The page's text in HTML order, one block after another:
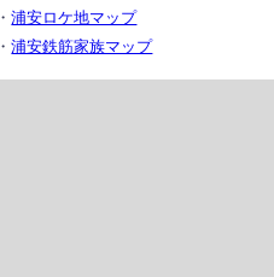
・浦安ロケ地マップ
・浦安鉄筋家族マップ